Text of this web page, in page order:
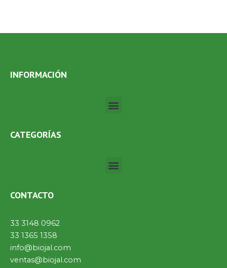
INFORMACIÓN
Menú
CATEGORÍAS
Menú
CONTACTO
33 3148 0962
33 1365 1358
info@biojal.com
ventas@biojal.com